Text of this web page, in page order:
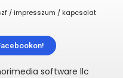
/ impresszum / kapcsolat
software llc